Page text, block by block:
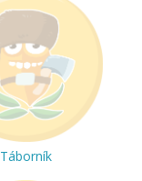
Táborník